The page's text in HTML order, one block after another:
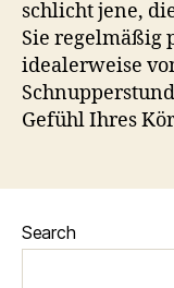
schlicht jene,
Sie regelmäßig
idealerweise
Gefühl Ihres
Search